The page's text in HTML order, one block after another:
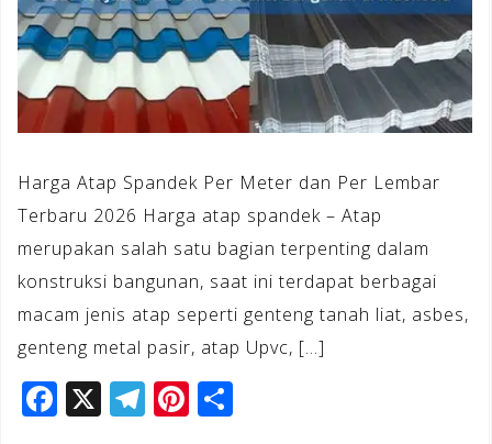
Harga Atap Spandek Per Meter dan Per Lembar
Terbaru 2026 Harga atap spandek – Atap
merupakan salah satu bagian terpenting dalam
konstruksi bangunan, saat ini terdapat berbagai
macam jenis atap seperti genteng tanah liat, asbes,
genteng metal pasir, atap Upvc, […]
F X T Pi